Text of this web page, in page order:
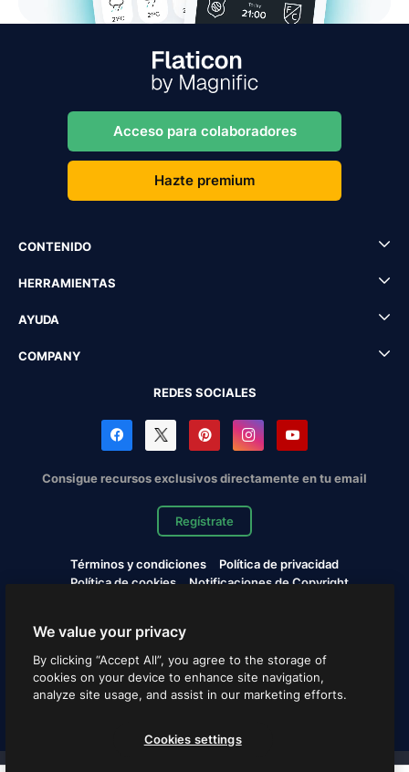
Acceso para colaboradores
Hazte premium
CONTENIDO
HERRAMIENTAS
AYUDA
COMPANY
REDES SOCIALES
Consigue recursos exclusivos directamente en tu email
Regístrate
Términos y condiciones
Política de privacidad
Política de cookies
Notificaciones de Copyright
Copyright © 2010-2026 Freepik Company S.L.U. Todos los
derechos reservados.
We value your privacy
By clicking “Accept All”, you agree to the storage of
cookies on your device to enhance site navigation,
analyze site usage, and assist in our marketing efforts.
Cookies settings